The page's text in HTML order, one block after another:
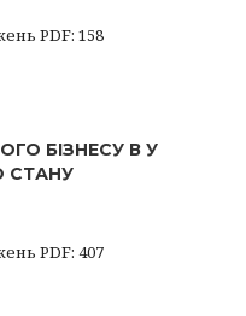
PDF: 158
БІЗНЕСУ В У
СТАНУ
PDF: 407